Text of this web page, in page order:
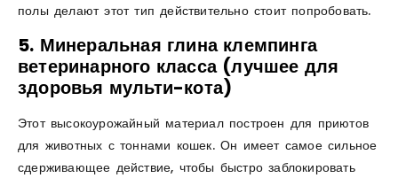
полы делают этот тип действительно стоит попробовать.
5. Минеральная глина клемпинга
ветеринарного класса (лучшее для
здоровья мульти-кота)
Этот высокоурожайный материал построен для приютов
для животных с тоннами кошек. Он имеет самое сильное
сдерживающее действие, чтобы быстро заблокировать